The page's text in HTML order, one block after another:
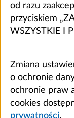
od razu
przyciskiem
WSZYSTKIE I
Zmiana
o ochronie
ochronie praw
cookies
prywatności.